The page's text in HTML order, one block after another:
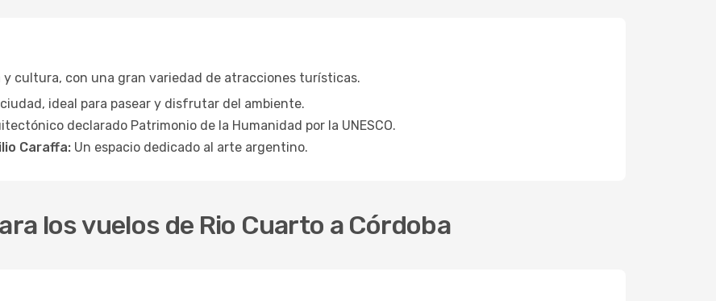
cultura, con una gran variedad de atracciones turísticas.
ideal para pasear y disfrutar del ambiente.
declarado Patrimonio de la Humanidad por la UNESCO.
Caraffa: Un espacio dedicado al arte argentino.
los vuelos de Rio Cuarto a Córdoba